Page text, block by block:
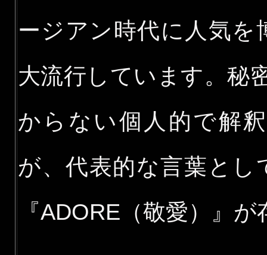
ージアン時代に人気
大流行しています。秘
からない個人的で解
が、代表的な言葉とし
『ADORE（敬愛）』